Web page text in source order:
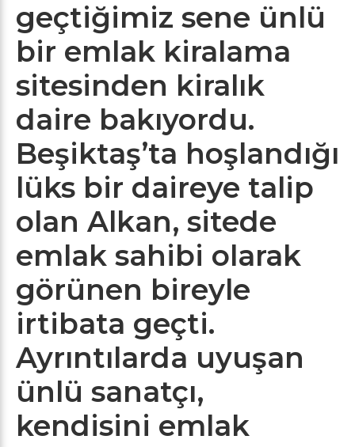
geçtiğimiz sene ünlü
bir emlak kiralama
sitesinden kiralık
daire bakıyordu.
Beşiktaş’ta hoşlandığı
lüks bir daireye talip
olan Alkan, sitede
emlak sahibi olarak
görünen bireyle
irtibata geçti.
Ayrıntılarda uyuşan
ünlü sanatçı,
kendisini emlak